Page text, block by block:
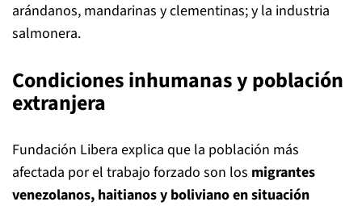
arándanos, mandarinas y clementinas; y la industria
salmonera.
Condiciones inhumanas y población
extranjera
Fundación Libera explica que la población más
afectada por el trabajo forzado son los migrantes
venezolanos, haitianos y boliviano en situación